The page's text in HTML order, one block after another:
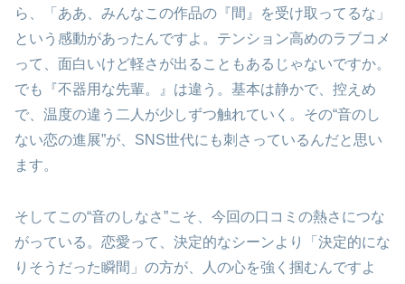
ら、「ああ、みんなこの作品の『間』を受け取ってるな」
という感動があったんですよ。テンション高めのラブコメ
って、面白いけど軽さが出ることもあるじゃないですか。
でも『不器用な先輩。』は違う。基本は静かで、控えめ
で、温度の違う二人が少しずつ触れていく。その“音のし
ない恋の進展”が、SNS世代にも刺さっているんだと思い
ます。
そしてこの“音のしなさ”こそ、今回の口コミの熱さにつな
がっている。恋愛って、決定的なシーンより「決定的にな
りそうだった瞬間」の方が、人の心を強く掴むんですよ